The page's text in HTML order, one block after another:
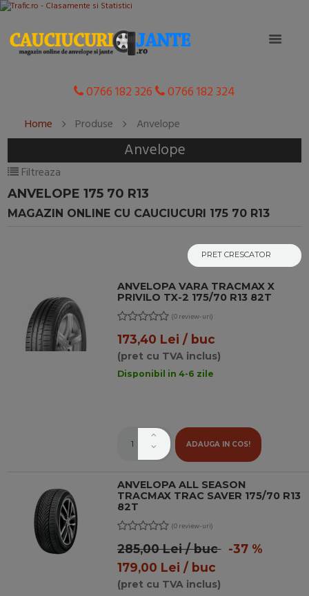
0766 182 326 0766 182 324
Home Produse Anvelope
Anvelope
Filtreaza
ANVELOPE 175 70 R13
MAGAZIN ONLINE CU CAUCIUCURI 175 70 R13
ANVELOPA VARA TRACMAX X
PRIVILO TX-2 175/70 R13 82T
(0 review-uri)
173,40 Lei / buc
(pret cu TVA inclus)
Disponibil in 4-6 zile
ADAUGA IN COS!
ANVELOPA ALL SEASON
TRACMAX TRAC SAVER 175/70 R13
82T
(0 review-uri)
285,00 Lei / buc-37 %
179,00 Lei / buc
(pret cu TVA inclus)